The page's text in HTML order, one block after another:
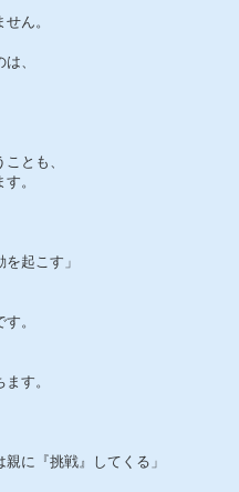
ん。
、
とも、
。
起こす」
。
す。
に『挑戦』してくる」